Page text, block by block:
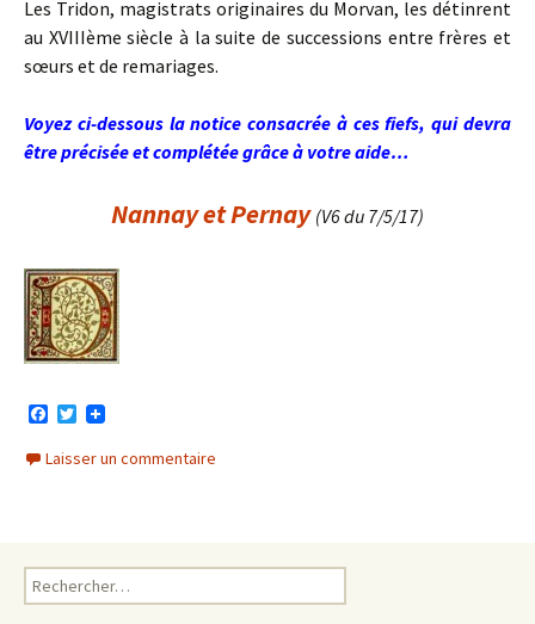
Les Tridon, magistrats originaires du Morvan, les détinrent
au XVIIIème siècle à la suite de successions entre frères et
sœurs et de remariages.
Voyez ci-dessous la notice consacrée à ces fiefs, qui devra
être précisée et complétée grâce à votre aide…
Nannay et Pernay (V6 du 7/5/17)
c
e
T
i
t
Laisser un commentaire
Rechercher :